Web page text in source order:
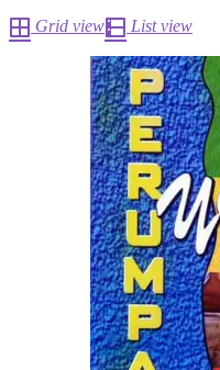
Grid view
List view